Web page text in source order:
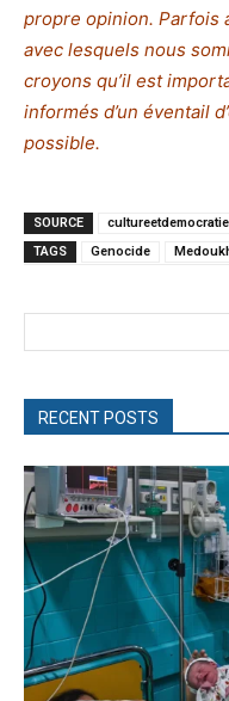
propre opinion. Parfois
avec lesquels nous
croyons qu’il est
informés d’un éventail
possible.
SOURCE
TAGS
Genocide
RECENT POSTS